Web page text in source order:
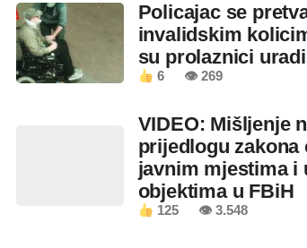
Policajac se
invalidskim
su prolaznici
6 👁 269
VIDEO: Mišljenje
prijedlogu zakona
javnim mjestima i
objektima u FBiH
125 👁 3.548